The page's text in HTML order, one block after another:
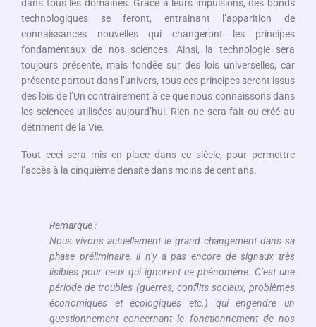
dans tous les domaines. Grâce à leurs impulsions, des bonds
technologiques se feront, entrainant l’apparition de
connaissances nouvelles qui changeront les principes
fondamentaux de nos sciences. Ainsi, la technologie sera
toujours présente, mais fondée sur des lois universelles, car
présente partout dans l’univers, tous ces principes seront issus
des lois de l’Un contrairement à ce que nous connaissons dans
les sciences utilisées aujourd’hui. Rien ne sera fait ou créé au
détriment de la Vie.
Tout ceci sera mis en place dans ce siècle, pour permettre
l’accès à la cinquième densité dans moins de cent ans.
Remarque :
Nous vivons actuellement le grand changement dans sa
phase préliminaire, il n’y a pas encore de signaux très
lisibles pour ceux qui ignorent ce phénomène. C’est une
période de troubles (guerres, conflits sociaux, problèmes
économiques et écologiques etc.) qui engendre un
questionnement concernant le fonctionnement de nos